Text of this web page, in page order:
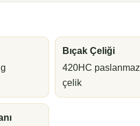
Bıçak Çeliği
420HC paslanmaz
çelik